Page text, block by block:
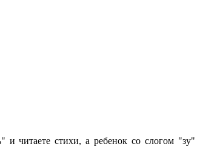
читаете стихи, а ребенок со слогом "зу"